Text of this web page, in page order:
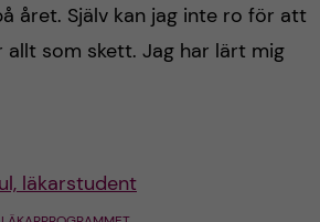
året. Själv kan jag inte ro för att
allt som skett. Jag har lärt mig
läkarstudent